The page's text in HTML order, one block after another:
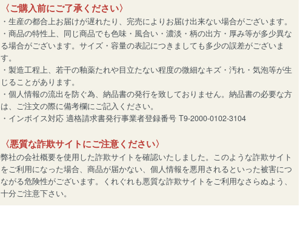
〈ご購入前にご了承ください〉
・生産の都合上お届けが遅れたり、完売によりお届け出来ない場合がございます。
・商品の特性上、同じ商品でも色味・風合い・濃淡・柄の出方・厚み等が多少異な
る場合がございます。サイズ・容量の表記につきましても多少の誤差がございま
す。
・製造工程上、若干の釉薬たれや目立たない程度の微細なキズ・汚れ・気泡等が生
じることがあります。
・個人情報の流出を防ぐ為、納品書の発行を致しておりません。納品書の必要な方
は、ご注文の際に備考欄にご記入ください。
・インボイス対応 適格請求書発行事業者登録番号 T9-2000-0102-3104
〈悪質な詐欺サイトにご注意ください〉
弊社の会社概要を使用した詐欺サイトを確認いたしました。このような詐欺サイト
をご利用になった場合、商品が届かない、個人情報を悪用されるといった被害につ
ながる危険性がございます。くれぐれも悪質な詐欺サイトをご利用なさらぬよう、
十分ご注意下さい。